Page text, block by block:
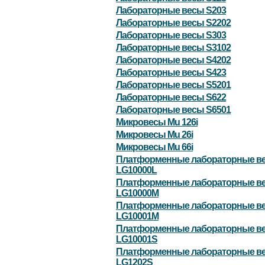
Лабораторные весы S203
Лабораторные весы S2202
Лабораторные весы S303
Лабораторные весы S3102
Лабораторные весы S4202
Лабораторные весы S423
Лабораторные весы S5201
Лабораторные весы S622
Лабораторные весы S6501
Микровесы Mu 126i
Микровесы Mu 26i
Микровесы Mu 66i
Платформенные лабораторные
LG10000L
Платформенные лабораторные
LG10000M
Платформенные лабораторные
LG10001M
Платформенные лабораторные
LG10001S
Платформенные лабораторные
LG1202S